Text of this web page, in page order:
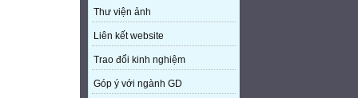
Thư viện ảnh
Liên kết website
Trao đổi kinh nghiệm
Góp ý với ngành GD